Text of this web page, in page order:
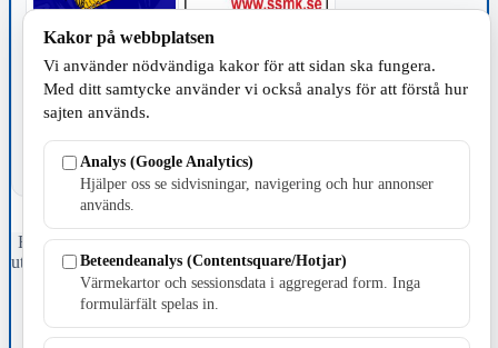
TILLVERKNING
Fristående webbtidningsföretag grundat 1991 som sedan 2002 ger
ut tidningen Skillingaryd.nu och 2010 lanserades Värnamo.nu. Från
april 2026 omfattar Skillingaryd.nu tre kommuner: Gnosjö,
Värnamo och Vaggeryds kommun.
Kontakta oss
Kakor på webbplatsen
Vi använder nödvändiga kakor för att sidan ska fungera.
Med ditt samtycke använder vi också analys för att förstå hur
sajten används.
Analys (Google Analytics)
Hjälper oss se sidvisningar, navigering och hur annonser
används.
Beteendeanalys (Contentsquare/Hotjar)
Värmekartor och sessionsdata i aggregerad form. Inga
formulärfält spelas in.